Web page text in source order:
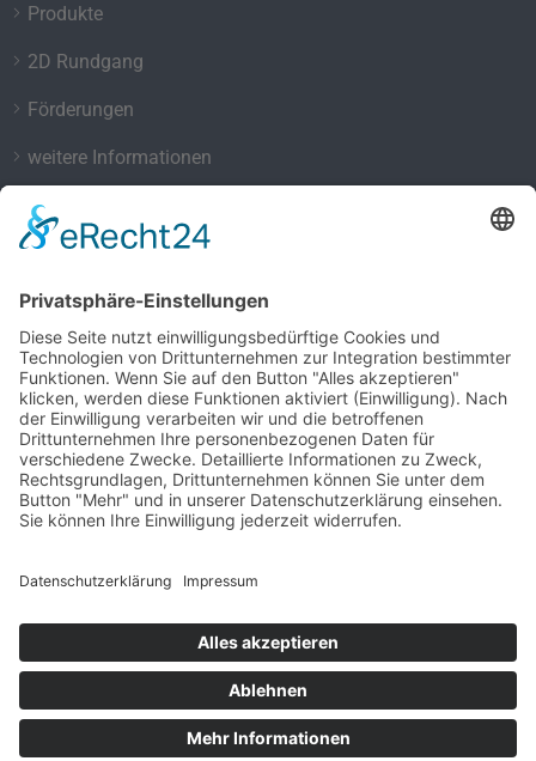
Produkte
2D Rundgang
Förderungen
weitere Informationen
© 2025 - Alle Rechte vorbehalten.
Impressum
Datenschutzerklärung